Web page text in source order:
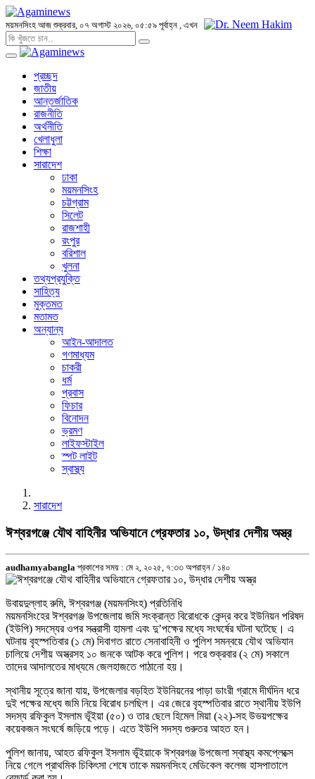
ময়মনসিংহ আজ শুক্রবার, ০৭ অগাস্ট ২০২৬, ০৫:৫৯ পূর্বাহ্ন , এখন
প্রচ্ছদ
জাতীয়
আন্তর্জাতিক
রাজনীতি
অর্থনীতি
খেলাধুলা
শিক্ষা
সারাদেশ
ঢাকা
ময়মনসিংহ
চট্টগ্রাম
সিলেট
রাজশাহী
রংপুর
বরিশাল
খুলনা
তথ্যপ্রযুক্তি
সাহিত্য
মুক্তমত
মতামত
অন্যান্য
আইন-আদালত
গণমাধ্যম
চাকরী
ধর্ম
প্রবাস
ফিচার
বিনোদন
ভ্রমণ
লাইফস্টাইল
স্পট লাইট
স্বাস্থ্য
সারাদেশ
ঈশ্বরগঞ্জে যৌথ বাহিনীর অভিযানে গ্রেফতার ১০, উদ্ধার দেশীয় অস্ত্র
audhamyabangla প্রকাশের সময় : মে ২, ২০২৫, ৭:৩৩ অপরাহ্ন / ১৪০
উবায়দুল্লাহ রুমি, ঈশ্বরগঞ্জ (ময়মনসিংহ) প্রতিনিধি
ময়মনসিংহের ঈশ্বরগঞ্জ উপজেলায় জমি সংক্রান্ত বিরোধকে কেন্দ্র করে ইউনিয়ন পরিষদ
(ইউপি) সদস্যের ওপর সন্ত্রাসী হামলা এবং দু’পক্ষের মধ্যে সংঘর্ষের ঘটনা ঘটেছে। এ
ঘটনায় বৃহস্পতিবার (১ মে) দিবাগত রাতে সেনাবাহিনী ও পুলিশ সমন্বয়ে যৌথ অভিযান
চালিয়ে দেশীয় অস্ত্রসহ ১০ জনকে আটক করে পুলিশ। পরে শুক্রবার (২ মে) সকালে
তাদের আদালতের মাধ্যমে জেলহাজতে পাঠানো হয়।
স্থানীয় সূত্রে জানা যায়, উপজেলার বড়হিত ইউনিয়নের পাড়া ডাংরী গ্রামে দীর্ঘদিন ধরে
দুই পক্ষের মধ্যে জমি নিয়ে বিরোধ চলছিল। এর জেরে বৃহস্পতিবার রাতে স্থানীয় ইউপি
সদস্য রফিকুল ইসলাম ভূঁইয়া (৫০) ও তার ছেলে হিমেল মিয়া (২২)-সহ উভয়পক্ষের
কয়েকজন সংঘর্ষে জড়িয়ে পড়ে। এতে ইউপি সদস্য গুরুতর আহত হন।
পুলিশ জানায়, আহত রফিকুল ইসলাম ভূঁইয়াকে ঈশ্বরগঞ্জ উপজেলা স্বাস্থ্য কমপ্লেক্সে
নিয়ে গেলে প্রাথমিক চিকিৎসা শেষে তাকে ময়মনসিংহ মেডিকেল কলেজ হাসপাতালে